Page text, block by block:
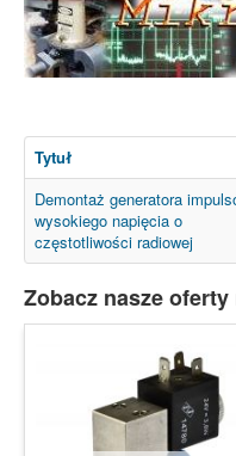
Tytuł
Demontaż generatora
wysokiego napięcia o
częstotliwości radiowej
Zobacz nasze